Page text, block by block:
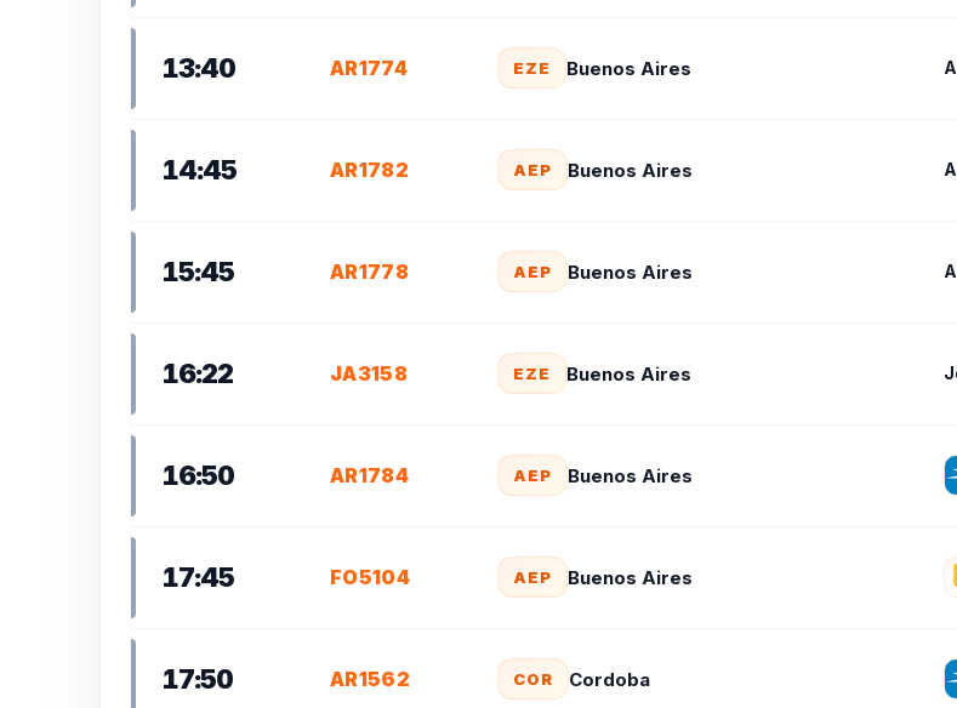
13:40 AR1774 EZE Buenos Aires
14:45 AR1782 AEP Buenos Aires
15:45 AR1778 AEP Buenos Aires
16:22 JA3158 EZE Buenos Aires
16:50 AR1784 AEP Buenos Aires
17:45 FO5104 AEP Buenos Aires
17:50 AR1562 COR Cordoba